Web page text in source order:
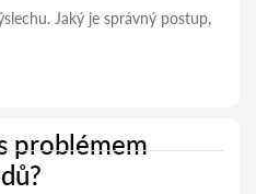
Jaký je správný postup,
problémem